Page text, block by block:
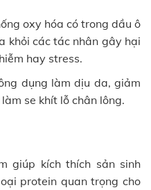
oxy hóa có trong dầu ô
khỏi các tác nhân gây hại
hay stress.
dụng làm dịu da, giảm
se khít lỗ chân lông.
giúp kích thích sản sinh
protein quan trọng cho